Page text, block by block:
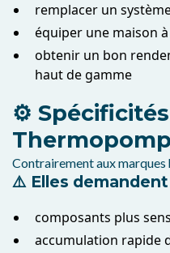
remplacer un
équiper une maison
obtenir un bon
haut de gamme
⚙️
Contrairement aux marques
⚠️ Elles
composants plus
accumulation rapide